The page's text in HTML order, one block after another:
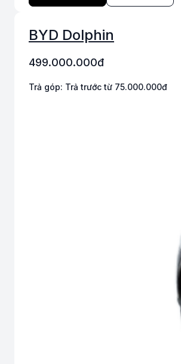
BYD Dolphin
499.000.000đ
Trả góp: Trả trước từ 75.000.000đ